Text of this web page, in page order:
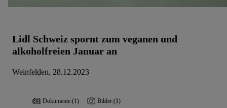
Lidl Schweiz spornt zum veganen und
alkoholfreien Januar an
Weinfelden, 28.12.2023
Dokumente:(1) Bilder:(1)